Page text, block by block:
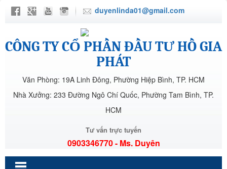
duyenlinda01@gmail.com
CÔNG TY CỔ PHẦN ĐẦU TƯ HỒ GIA
PHÁT
Văn Phòng: 19A Linh Đông, Phường Hiệp Bình, TP. HCM
Nhà Xưởng: 233 Đường Ngô Chí Quốc, Phường Tam Bình, TP.
HCM
Tư vấn trực tuyến
0903346770 - Ms. Duyên